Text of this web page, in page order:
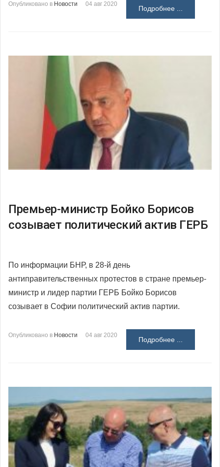
Опубликовано в Новости 04 авг 2020
Подробнее ...
Премьер-министр Бойко Борисов
созывает политический актив ГЕРБ
По информации БНР, в 28-й день
антиправительственных протестов в стране премьер-
министр и лидер партии ГЕРБ Бойко Борисов
созывает в Софии политический актив партии.
Опубликовано в Новости 04 авг 2020
Подробнее ...